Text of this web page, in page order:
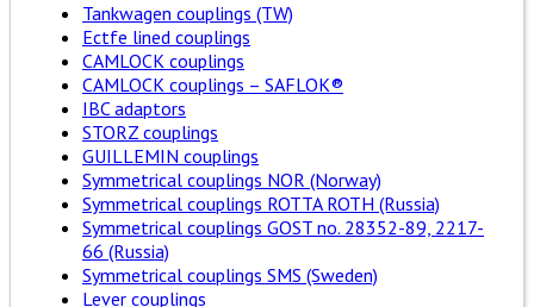
Tankwagen couplings (TW)
Ectfe lined couplings
CAMLOCK couplings
CAMLOCK couplings – SAFLOK®
IBC adaptors
STORZ couplings
GUILLEMIN couplings
Symmetrical couplings NOR (Norway)
Symmetrical couplings ROTTA ROTH (Russia)
Symmetrical couplings GOST no. 28352-89, 2217-
66 (Russia)
Symmetrical couplings SMS (Sweden)
Lever couplings